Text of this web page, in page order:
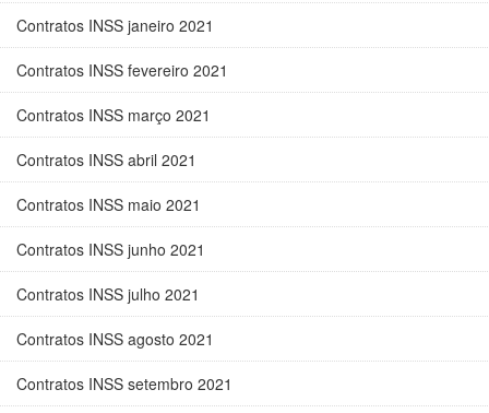
Contratos INSS janeiro 2021
Contratos INSS fevereiro 2021
Contratos INSS março 2021
Contratos INSS abril 2021
Contratos INSS maio 2021
Contratos INSS junho 2021
Contratos INSS julho 2021
Contratos INSS agosto 2021
Contratos INSS setembro 2021